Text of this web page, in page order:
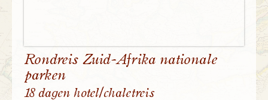
Rondreis Zuid-Afrika nationale
parken
18 dagen hotel/chaletreis